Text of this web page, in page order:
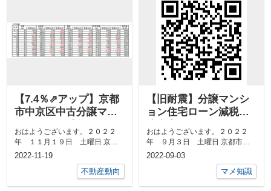
【7.4％⇗アップ】京都
市中京区中古分譲マン
前年対比
おはようございます。２０２２
年 １１月１９日 土曜日 京都
市中京区 最高気温１９度、 最
2022-11-19
不動産動向
【旧耐震】分譲マンシ
ョン住宅ローン減税の
おはようございます。２０２２
年 ９月３日 土曜日 京都市中
京区 最高気温３２度、 最低気
2022-09-03
マメ知識